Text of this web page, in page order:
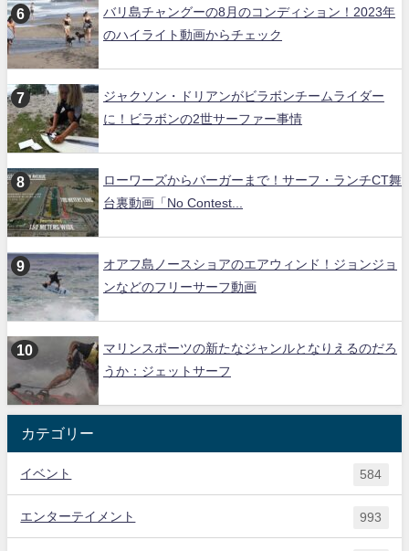
バリ島チャングーの8月のコンディション！2023年
のハイライト動画からチェック
ジャクソン・ドリアンがビラボンチームライダー
に！ビラボンの2世サーファー事情
ローワーズからバーガーまで！サーフ・ランチCT舞
台裏動画「No Contest...
オアフ島ノースショアのエアウィンド！ジョンジョ
ンなどのフリーサーフ動画
マリンスポーツの新たなジャンルとなりえるのだろ
うか：ジェットサーフ
カテゴリー
イベント 584
エンターテイメント 993